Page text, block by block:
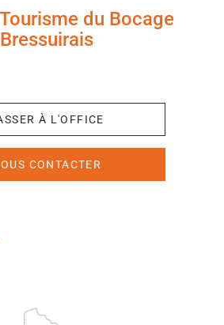
du Bocage
Bressuirais
À L'OFFICE
CONTACTER